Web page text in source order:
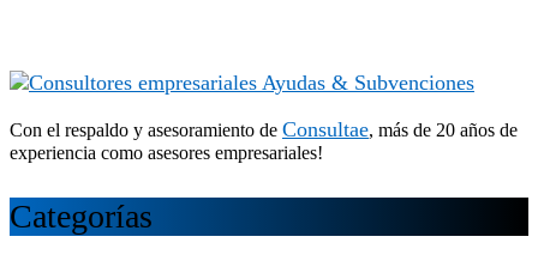
Con el respaldo y asesoramiento de Consultae, más de 20 años de
experiencia como asesores empresariales!
Categorías